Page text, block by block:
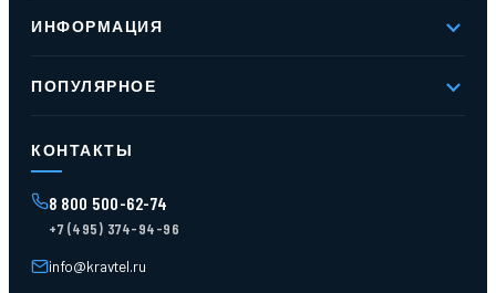
Реквизиты
Контакты
ИНФОРМАЦИЯ
Доставка и оплата
ПОПУЛЯРНОЕ
Контейнеры для отходов
Поддоны
Ящики пластиковые
Тара пласт. и металл.
Тележки для склада
КОНТАКТЫ
8 800 500-62-74
+7 (495) 374-94-96
info@kravtel.ru